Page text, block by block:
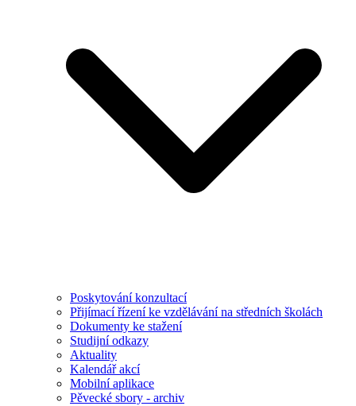
Poskytování konzultací
Přijímací řízení ke vzdělávání na středních školách
Dokumenty ke stažení
Studijní odkazy
Aktuality
Kalendář akcí
Mobilní aplikace
Pěvecké sbory - archiv